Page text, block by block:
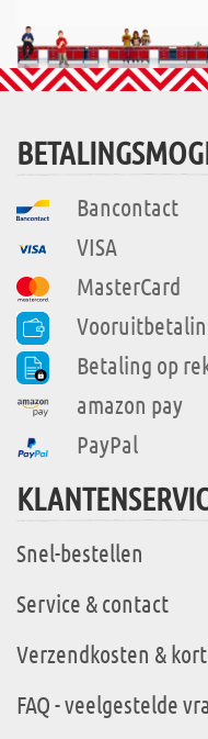
Bancontact
VISA
MasterCard
Betaling op
amazon pay
PayPal
Snel-bestellen
Service & contact
Verzendkosten &
FAQ - veelgestelde